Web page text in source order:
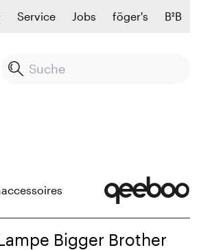
Service Jobs föger's B²B
Bigger Brother